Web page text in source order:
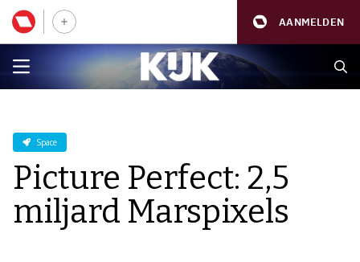
AANMELDEN
Space
Picture Perfect: 2,5
miljard Marspixels